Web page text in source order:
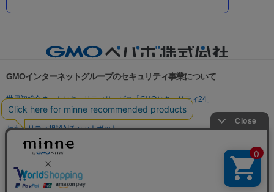
GMOインターネットグループのセキュリティ事業について
世界初総合ネットセキュリティサービス「GMOセキュリティ24」
パスワード漏洩診断
Webサイトリスク診断
セキュリティ相談AIチャットボット
実在証明・盗聴対策
サイバー攻撃対策（GMO Flatt Security）
セキュリティ事業の軌跡